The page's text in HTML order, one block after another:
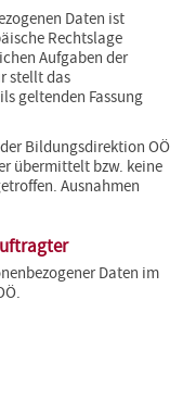
Daten ist
Rechtslage
Aufgaben der
stellt das
geltenden Fassung
Bildungsdirektion OÖ
übermittelt bzw. keine
Ausnahmen
Daten im